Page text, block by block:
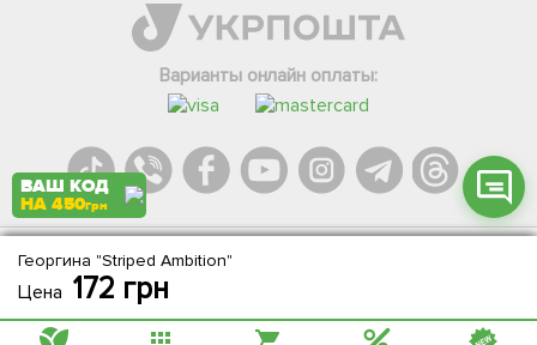
Георгина "Striped Ambition"
Цена 172 грн
Варианты онлайн оплаты:
Agromarket.Copyright © 2013-2026. Все права защищены
Інстаграм
Онлайн чат
ВАШ КОД
НА 450грн